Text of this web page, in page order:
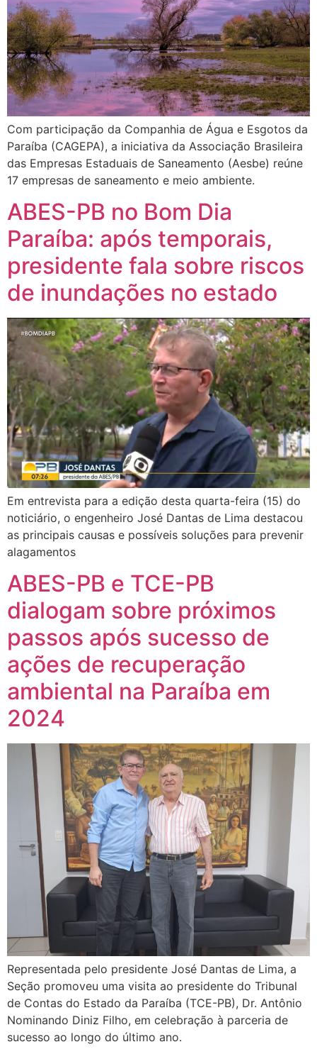
Com participação da Companhia de Água e Esgotos da
Paraíba (CAGEPA), a iniciativa da Associação Brasileira
das Empresas Estaduais de Saneamento (Aesbe) reúne
17 empresas de saneamento e meio ambiente.
ABES-PB no Bom Dia
Paraíba: após temporais,
presidente fala sobre riscos
de inundações no estado
Em entrevista para a edição desta quarta-feira (15) do
noticiário, o engenheiro José Dantas de Lima destacou
as principais causas e possíveis soluções para prevenir
alagamentos
ABES-PB e TCE-PB
dialogam sobre próximos
passos após sucesso de
ações de recuperação
ambiental na Paraíba em
2024
Representada pelo presidente José Dantas de Lima, a
Seção promoveu uma visita ao presidente do Tribunal
de Contas do Estado da Paraíba (TCE-PB), Dr. Antônio
Nominando Diniz Filho, em celebração à parceria de
sucesso ao longo do último ano.